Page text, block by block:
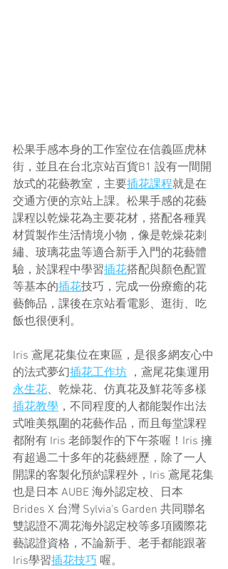
松果手感本身的工作室位在信義區虎林
街，並且在台北京站百貨B1 設有一間開
放式的花藝教室，主要插花課程就是在
交通方便的京站上課。松果手感的花藝
課程以乾燥花為主要花材，搭配各種異
材質製作生活情境小物，像是乾燥花刺
繡、玻璃花盅等適合新手入門的花藝體
驗，於課程中學習插花搭配與顏色配置
等基本的插花技巧，完成一份療癒的花
藝飾品，課後在京站看電影、逛街、吃
飯也很便利。
Iris 鳶尾花集位在東區，是很多網友心中
的法式夢幻插花工作坊 ，鳶尾花集運用
永生花、乾燥花、仿真花及鮮花等多樣
插花教學 ，不同程度的人都能製作出法
式唯美氛圍的花藝作品，而且每堂課程
都附有 Iris 老師製作的下午茶喔！Iris 擁
有超過二十多年的花藝經歷，除了一人
開課的客製化預約課程外，Iris 鳶尾花集
也是日本 AUBE 海外認定校、日本
Brides X 台灣 Sylvia's Garden 共同聯名
雙認證不凋花海外認定校等多項國際花
藝認證資格，不論新手、老手都能跟著
Iris學習插花技巧 喔。